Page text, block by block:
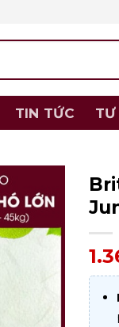
TIN TỨC TƯ